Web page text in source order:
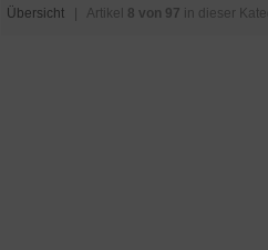
Übersicht | Artikel 8 von 97 in dieser